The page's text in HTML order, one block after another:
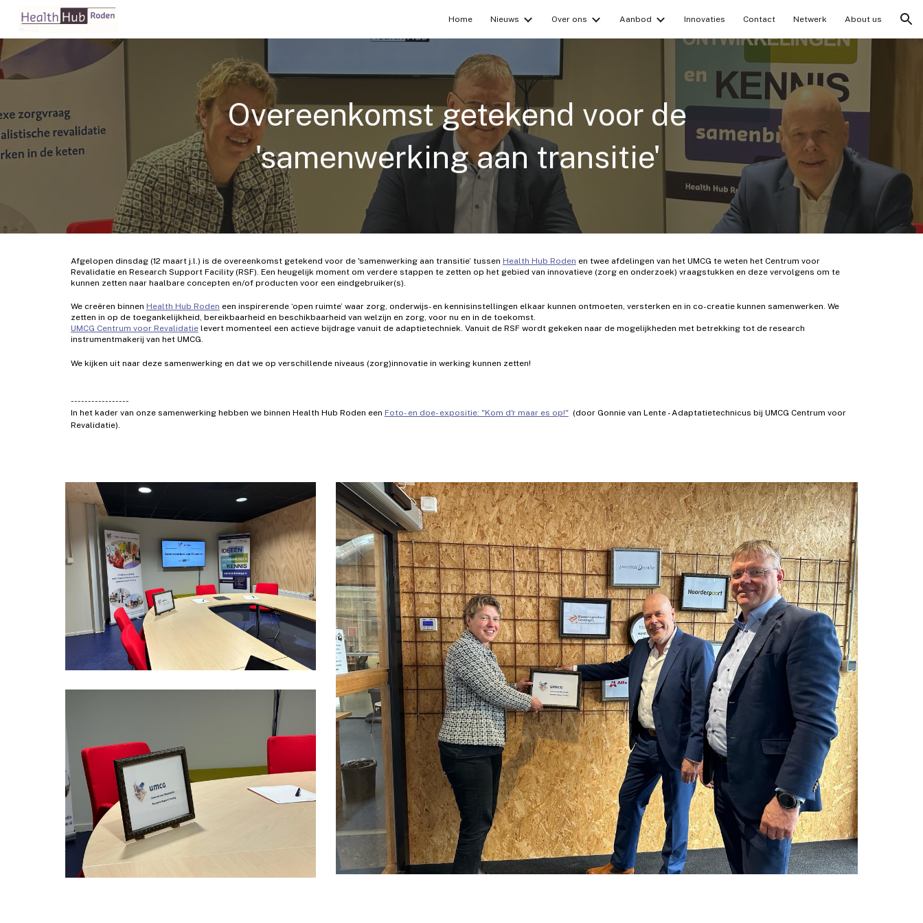
Skip to navigation
Home Nieuws Over ons Aanbod Innovaties Contact Netwerk About us
Overeenkomst getekend voor de
'samenwerking aan transitie'
Afgelopen dinsdag (12 maart j.l.) is de overeenkomst getekend voor de 'samenwerking aan transitie’ tussen Health Hub Roden en twee afdelingen van het UMCG te weten het Centrum voor
Revalidatie en Research Support Facility (RSF). Een heugelijk moment om verdere stappen te zetten op het gebied van innovatieve (zorg en onderzoek) vraagstukken en deze vervolgens om te
kunnen zetten naar haalbare concepten en/of producten voor een eindgebruiker(s).
We creëren binnen Health Hub Roden een inspirerende ‘open ruimte’ waar zorg, onderwijs- en kennisinstellingen elkaar kunnen ontmoeten, versterken en in co-creatie kunnen samenwerken. We
zetten in op de toegankelijkheid, bereikbaarheid en beschikbaarheid van welzijn en zorg, voor nu en in de toekomst.
UMCG Centrum voor Revalidatielevert momenteel een actieve bijdrage vanuit de adaptietechniek. Vanuit de RSF wordt gekeken naar de mogelijkheden met betrekking tot de research
instrumentmakerij van het UMCG.
We kijken uit naar deze samenwerking en dat we op verschillende niveaus (zorg)innovatie in werking kunnen zetten!
-----------------
In het kader van onze samenwerking hebben we binnen Health Hub Roden een Foto- en doe- expositie: "Kom d'r maar es op!"(door Gonnie van Lente - Adaptatietechnicus bij UMCG Centrum voor
Revalidatie).